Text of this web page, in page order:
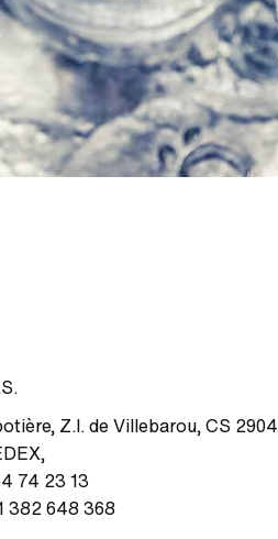
, Z.I. de Villebarou, CS 2904
,
74 23 13
382 648 368